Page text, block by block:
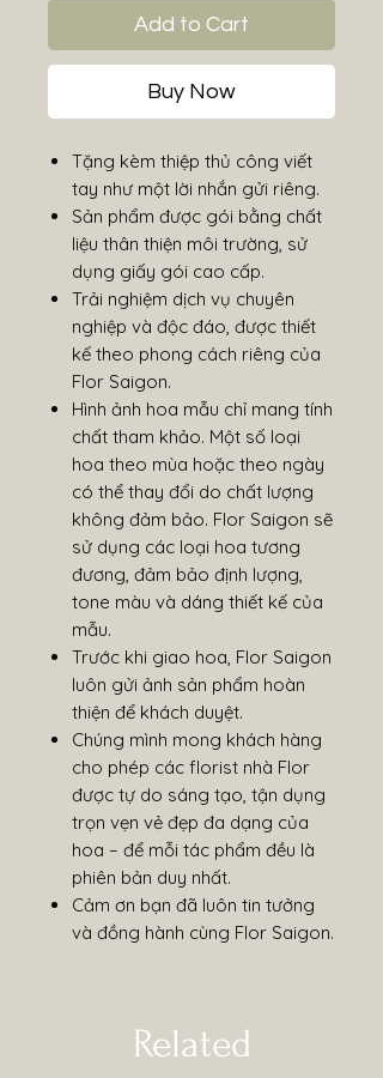
Add to Cart
Buy Now
Tặng kèm thiệp thủ công viết
tay như một lời nhắn gửi riêng.
Sản phẩm được gói bằng chất
liệu thân thiện môi trường, sử
dụng giấy gói cao cấp.
Trải nghiệm dịch vụ chuyên
nghiệp và độc đáo, được thiết
kế theo phong cách riêng của
Flor Saigon.
Hình ảnh hoa mẫu chỉ mang tính
chất tham khảo. Một số loại
hoa theo mùa hoặc theo ngày
có thể thay đổi do chất lượng
không đảm bảo. Flor Saigon sẽ
sử dụng các loại hoa tương
đương, đảm bảo định lượng,
tone màu và dáng thiết kế của
mẫu.
Trước khi giao hoa, Flor Saigon
luôn gửi ảnh sản phẩm hoàn
thiện để khách duyệt.
Chúng mình mong khách hàng
cho phép các florist nhà Flor
được tự do sáng tạo, tận dụng
trọn vẹn vẻ đẹp đa dạng của
hoa – để mỗi tác phẩm đều là
phiên bản duy nhất.
Cảm ơn bạn đã luôn tin tưởng
và đồng hành cùng Flor Saigon.
Related